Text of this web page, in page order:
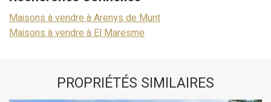
Maisons à vendre à Arenys de Munt
Maisons à vendre à El Maresme
PROPRIÉTÉS SIMILAIRES